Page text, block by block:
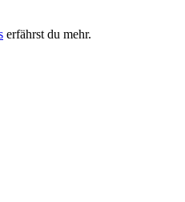
erfährst du mehr.